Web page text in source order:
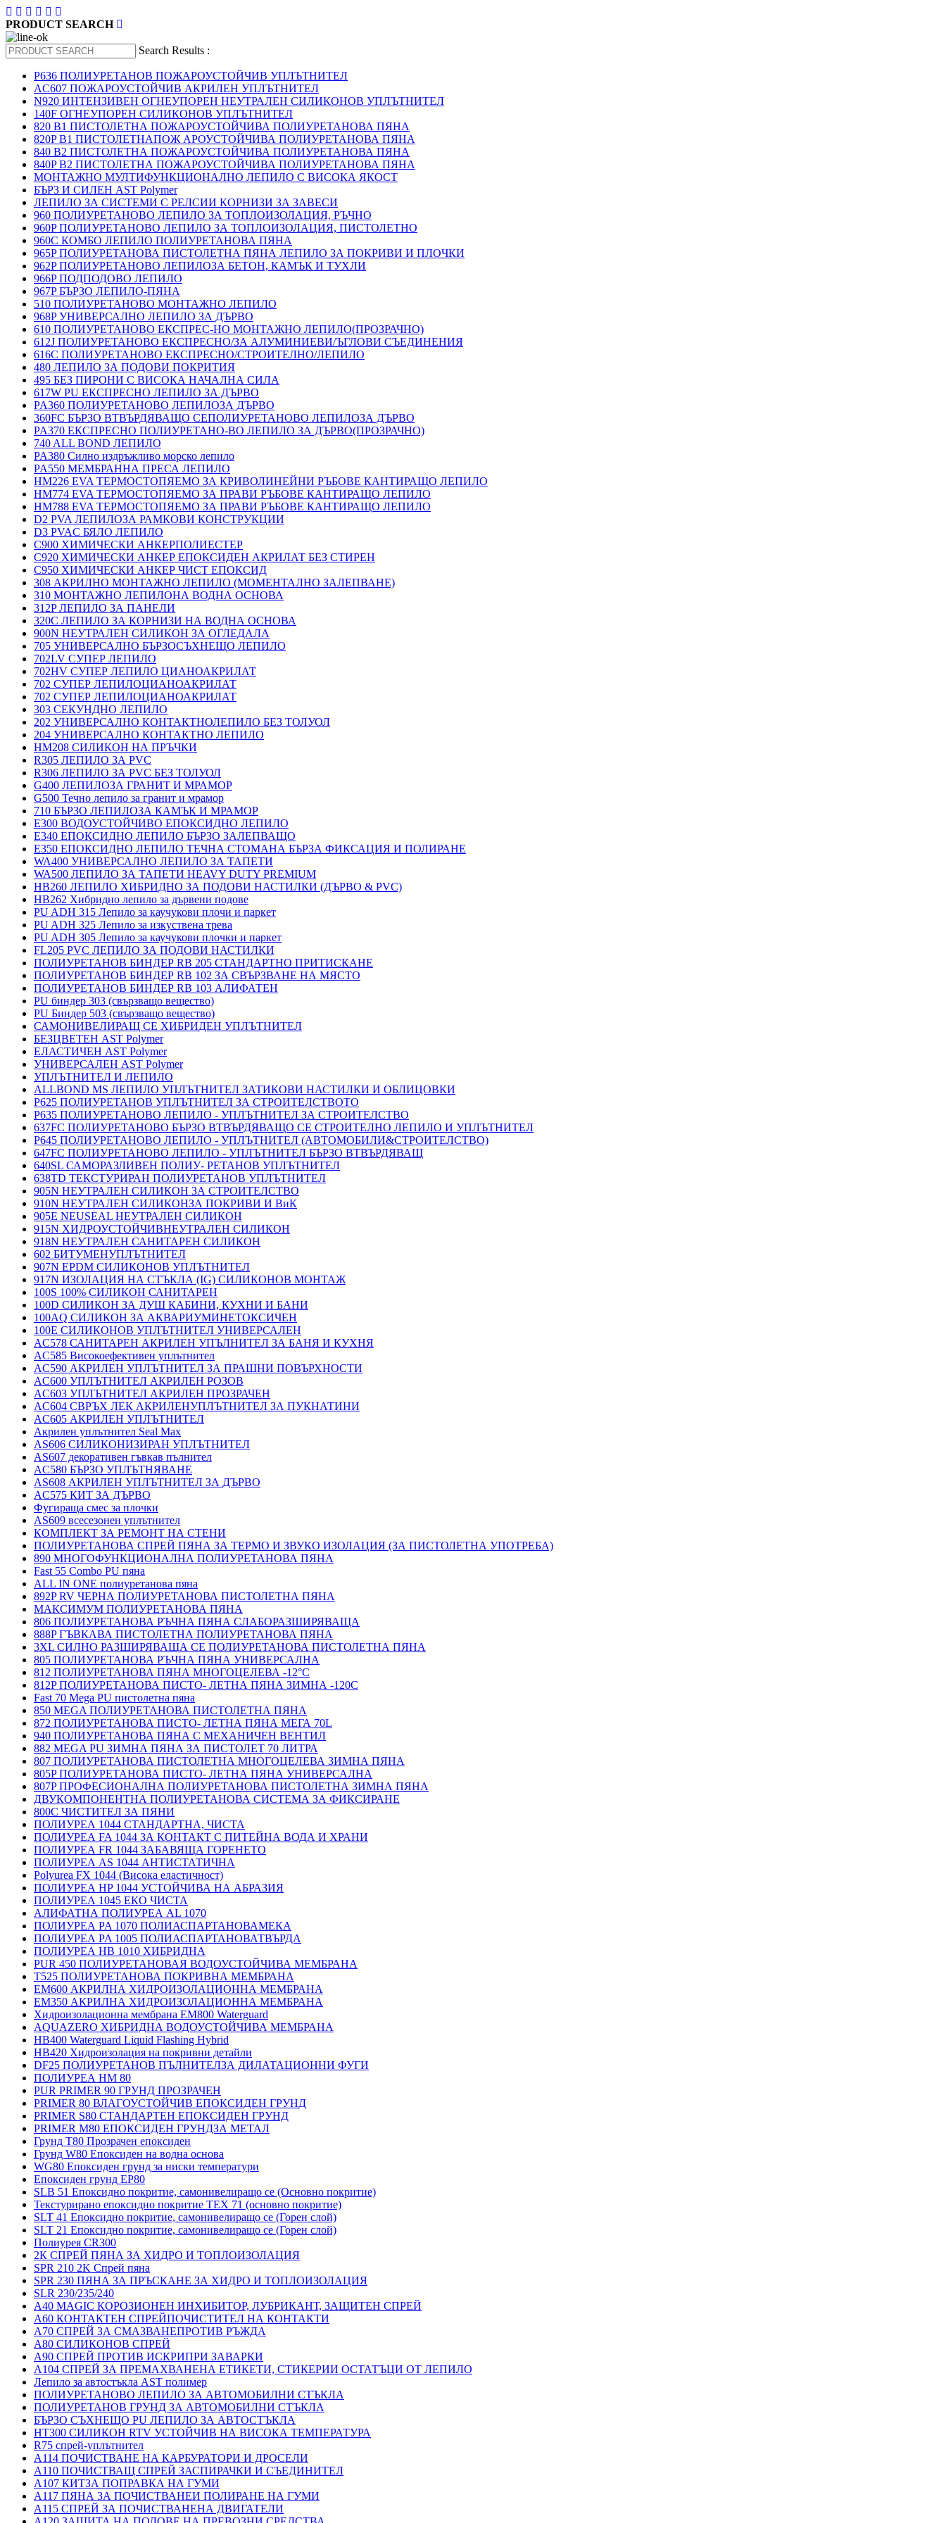
PRODUCT SEARCH
Search Results :
P636 ПОЛИУРЕТАНОВ ПОЖАРОУСТОЙЧИВ УПЛЪТНИТЕЛ
AC607 ПОЖАРОУСТОЙЧИВ АКРИЛЕН УПЛЪТНИТЕЛ
N920 ИНТЕНЗИВЕН ОГНЕУПОРЕН НЕУТРАЛЕН СИЛИКОНОВ УПЛЪТНИТЕЛ
140F ОГНЕУПОРЕН СИЛИКОНОВ УПЛЪТНИТЕЛ
820 B1 ПИСТОЛЕТНА ПОЖАРОУСТОЙЧИВА ПОЛИУРЕТАНОВА ПЯНА
820P B1 ПИСТОЛЕТНАПОЖ АРОУСТОЙЧИВА ПОЛИУРЕТАНОВА ПЯНА
840 B2 ПИСТОЛЕТНА ПОЖАРОУСТОЙЧИВА ПОЛИУРЕТАНОВА ПЯНА
840P B2 ПИСТОЛЕТНА ПОЖАРОУСТОЙЧИВА ПОЛИУРЕТАНОВА ПЯНА
МОНТАЖНО МУЛТИФУНКЦИОНАЛНО ЛЕПИЛО С ВИСОКА ЯКОСТ
БЪРЗ И СИЛЕН AST Polymer
ЛЕПИЛО ЗА СИСТЕМИ С РЕЛСИИ КОРНИЗИ ЗА ЗАВЕСИ
960 ПОЛИУРЕТАНОВО ЛЕПИЛО ЗА ТОПЛОИЗОЛАЦИЯ, РЪЧНО
960P ПОЛИУРЕТАНОВО ЛЕПИЛО ЗА ТОПЛОИЗОЛАЦИЯ, ПИСТОЛЕТНО
960C КОМБО ЛЕПИЛО ПОЛИУРЕТАНОВА ПЯНА
965P ПОЛИУРЕТАНОВА ПИСТОЛЕТНА ПЯНА ЛЕПИЛО ЗА ПОКРИВИ И ПЛОЧКИ
962P ПОЛИУРЕТАНОВО ЛЕПИЛОЗА БЕТОН, КАМЪК И ТУХЛИ
966P ПОДПОДОВО ЛЕПИЛО
967P БЪРЗО ЛЕПИЛО-ПЯНА
510 ПОЛИУРЕТАНОВО МОНТАЖНО ЛЕПИЛО
968P УНИВЕРСАЛНО ЛЕПИЛО ЗА ДЪРВО
610 ПОЛИУРЕТАНОВО ЕКСПРЕС-НО МОНТАЖНО ЛЕПИЛО(ПРОЗРАЧНО)
612J ПОЛИУРЕТАНОВО ЕКСПРЕСНО/ЗА АЛУМИНИЕВИ/ЪГЛОВИ СЪЕДИНЕНИЯ
616C ПОЛИУРЕТАНОВО ЕКСПРЕСНО/СТРОИТЕЛНО/ЛЕПИЛО
480 ЛЕПИЛО ЗА ПОДОВИ ПОКРИТИЯ
495 БЕЗ ПИРОНИ С ВИСОКА НАЧАЛНА СИЛА
617W PU ЕКСПРЕСНО ЛЕПИЛО ЗА ДЪРВО
PA360 ПОЛИУРЕТАНОВО ЛЕПИЛОЗА ДЪРВО
360FC БЪРЗО ВТВЪРДЯВАЩО СЕПОЛИУРЕТАНОВО ЛЕПИЛОЗА ДЪРВО
PA370 ЕКСПРЕСНО ПОЛИУРЕТАНО-ВО ЛЕПИЛО ЗА ДЪРВО(ПРОЗРАЧНО)
740 ALL BOND ЛЕПИЛО
PA380 Силно издръжливо морско лепило
PA550 МЕМБРАННА ПРЕСА ЛЕПИЛО
HM226 EVA ТЕРМОСТОПЯЕМО ЗА КРИВОЛИНЕЙНИ РЪБОВЕ КАНТИРАЩО ЛЕПИЛО
HM774 EVA ТЕРМОСТОПЯЕМО ЗА ПРАВИ РЪБОВЕ КАНТИРАЩО ЛЕПИЛО
HM788 EVA ТЕРМОСТОПЯЕМО ЗА ПРАВИ РЪБОВЕ КАНТИРАЩО ЛЕПИЛО
D2 PVA ЛЕПИЛОЗА РАМКОВИ КОНСТРУКЦИИ
D3 PVAC БЯЛО ЛЕПИЛО
C900 ХИМИЧЕСКИ АНКЕРПОЛИЕСТЕP
C920 ХИМИЧЕСКИ АНКЕР ЕПОКСИДЕН АКРИЛАТ БЕЗ СТИРЕН
C950 ХИМИЧЕСКИ АНКЕР ЧИСТ ЕПОКСИД
308 АКРИЛНО МОНТАЖНО ЛЕПИЛО (МОМЕНТАЛНО ЗАЛЕПВАНЕ)
310 МОНТАЖНО ЛЕПИЛОНА ВОДНА ОСНОВА
312P ЛЕПИЛО ЗА ПАНЕЛИ
320C ЛЕПИЛО ЗА КОРНИЗИ НА ВОДНА ОСНОВА
900N НЕУТРАЛЕН СИЛИКОН ЗА ОГЛЕДАЛА
705 УНИВЕРСАЛНО БЪРЗОСЪХНЕЩО ЛЕПИЛО
702LV СУПЕР ЛЕПИЛО
702HV СУПЕР ЛЕПИЛО ЦИАНОАКРИЛАТ
702 СУПЕР ЛЕПИЛОЦИАНОАКРИЛАТ
702 СУПЕР ЛЕПИЛОЦИАНОАКРИЛАТ
303 СЕКУНДНО ЛЕПИЛО
202 УНИВЕРСАЛНО КОНТАКТНОЛЕПИЛО БЕЗ ТОЛУОЛ
204 УНИВЕРСАЛНО КОНТАКТНО ЛЕПИЛО
HM208 СИЛИКОН НА ПРЪЧКИ
R305 ЛЕПИЛО ЗА PVC
R306 ЛЕПИЛО ЗА PVC БЕЗ ТОЛУОЛ
G400 ЛЕПИЛОЗА ГРАНИТ И МРАМОP
G500 Течно лепило за гранит и мрамор
710 БЪРЗО ЛЕПИЛОЗА КАМЪК И МРАМОP
E300 ВОДОУСТОЙЧИВО ЕПОКСИДНО ЛЕПИЛО
E340 ЕПОКСИДНО ЛЕПИЛО БЪРЗО ЗАЛЕПВАЩО
E350 ЕПОКСИДНО ЛЕПИЛО ТЕЧНА СТОМАНА БЪРЗА ФИКСАЦИЯ И ПОЛИРАНЕ
WA400 УНИВЕРСАЛНО ЛЕПИЛО ЗА ТАПЕТИ
WA500 ЛЕПИЛО ЗА ТАПЕТИ HEAVY DUTY PREMIUM
HB260 ЛЕПИЛО ХИБРИДНО ЗА ПОДОВИ НАСТИЛКИ (ДЪРВО & PVC)
HB262 Хибридно лепило за дървени подове
PU ADH 315 Лепило за каучукови плочи и паркет
PU ADH 325 Лепило за изкуствена трева
PU ADH 305 Лепило за каучукови плочки и паркет
FL205 PVC ЛЕПИЛО ЗА ПОДОВИ НАСТИЛКИ
ПОЛИУРЕТАНОВ БИНДЕР RB 205 СТАНДАРТНО ПРИТИСКАНЕ
ПОЛИУРЕТАНОВ БИНДЕР RB 102 ЗА СВЪРЗВАНЕ НА МЯСТО
ПОЛИУРЕТАНОВ БИНДЕР RB 103 АЛИФАТЕН
PU биндер 303 (свързващо вещество)
PU Биндер 503 (свързващо вещество)
САМОНИВЕЛИРАЩ СЕ ХИБРИДЕН УПЛЪТНИТЕЛ
БЕЗЦВЕТЕН AST Polymer
ЕЛАСТИЧЕН AST Polymer
УНИВЕРСАЛЕН AST Polymer
УПЛЪТНИТЕЛ И ЛЕПИЛО
ALLBOND MS ЛЕПИЛО УПЛЪТНИТЕЛ ЗАТИКОВИ НАСТИЛКИ И ОБЛИЦОВКИ
P625 ПОЛИУРЕТАНОВ УПЛЪТНИТЕЛ ЗА СТРОИТЕЛСТВОТО
P635 ПОЛИУРЕТАНОВО ЛЕПИЛО - УПЛЪТНИТЕЛ ЗА СТРОИТЕЛСТВО
637FC ПОЛИУРЕТАНОВО БЪРЗО ВТВЪРДЯВАЩО СЕ СТРОИТЕЛНО ЛЕПИЛО И УПЛЪТНИТЕЛ
P645 ПОЛИУРЕТАНОВО ЛЕПИЛО - УПЛЪТНИТЕЛ (АВТОМОБИЛИ&СТРОИТЕЛСТВО)
647FC ПОЛИУРЕТАНОВО ЛЕПИЛО - УПЛЪТНИТЕЛ БЪРЗО ВТВЪРДЯВАЩ
640SL САМОРАЗЛИВЕН ПОЛИУ- РЕТАНОВ УПЛЪТНИТЕЛ
638TD ТЕКСТУРИРАН ПОЛИУРЕТАНОВ УПЛЪТНИТЕЛ
905N НЕУТРАЛЕН СИЛИКОН ЗА СТРОИТЕЛСТВО
910N НЕУТРАЛЕН СИЛИКОНЗА ПОКРИВИ И ВиК
905E NEUSEAL НЕУТРАЛЕН СИЛИКОН
915N ХИДРОУСТОЙЧИВНЕУТРАЛЕН СИЛИКОН
918N НЕУТРАЛЕН САНИТАРЕН СИЛИКОН
602 БИТУМЕНУПЛЪТНИТЕЛ
907N EPDM СИЛИКОНОВ УПЛЪТНИТЕЛ
917N ИЗОЛАЦИЯ НА СТЪКЛА (IG) СИЛИКОНОВ МОНТАЖ
100S 100% СИЛИКОН САНИТАРЕН
100D СИЛИКОН ЗА ДУШ КАБИНИ, КУХНИ И БАНИ
100AQ СИЛИКОН ЗА АКВАРИУМИНЕТОКСИЧЕН
100E СИЛИКОНОВ УПЛЪТНИТЕЛ УНИВЕРСАЛЕН
AC578 САНИТАРЕН АКРИЛЕН УПЪЛНИТЕЛ ЗА БАНЯ И КУХНЯ
AC585 Високоефективен уплътнител
AC590 АКРИЛЕН УПЛЪТНИТЕЛ ЗА ПРАШНИ ПОВЪРХНОСТИ
AC600 УПЛЪТНИТЕЛ АКРИЛЕН РОЗОВ
AC603 УПЛЪТНИТЕЛ АКРИЛЕН ПРОЗРАЧЕН
AC604 СВРЪХ ЛЕК АКРИЛЕНУПЛЪТНИТЕЛ ЗА ПУКНАТИНИ
AC605 АКРИЛЕН УПЛЪТНИТЕЛ
Акрилен уплътнител Seal Max
AS606 СИЛИКОНИЗИРАН УПЛЪТНИТЕЛ
AS607 декоративен гъвкав пълнител
AC580 БЪРЗО УПЛЪТНЯВАНЕ
AS608 АКРИЛЕН УПЛЪТНИТЕЛ ЗА ДЪРВО
AC575 КИТ ЗА ДЪРВО
Фугираща смес за плочки
AS609 всесезонен уплътнител
КОМПЛЕКТ ЗА РЕМОНТ НА СТЕНИ
ПОЛИУРЕТАНОВА СПРЕЙ ПЯНА ЗА ТЕРМО И ЗВУКО ИЗОЛАЦИЯ (ЗА ПИСТОЛЕТНА УПОТРЕБА)
890 МНОГОФУНКЦИОНАЛНА ПОЛИУРЕТАНОВА ПЯНА
Fast 55 Combo PU пяна
ALL IN ONE полиуретанова пяна
892P RV ЧЕРНА ПОЛИУРЕТАНОВА ПИСТОЛЕТНА ПЯНА
МАКСИМУМ ПОЛИУРЕТАНОВА ПЯНА
806 ПОЛИУРЕТАНОВА РЪЧНА ПЯНА СЛАБОРАЗШИРЯВАЩА
888P ГЪВКАВА ПИСТОЛЕТНА ПОЛИУРЕТАНОВА ПЯНА
3XL СИЛНО РАЗШИРЯВАЩА СЕ ПОЛИУРЕТАНОВА ПИСТОЛЕТНА ПЯНА
805 ПОЛИУРЕТАНОВА РЪЧНА ПЯНА УНИВЕРСАЛНА
812 ПОЛИУРЕТАНОВА ПЯНА МНОГОЦЕЛЕВА -12°C
812P ПОЛИУРЕТАНОВА ПИСТО- ЛЕТНА ПЯНА ЗИМНА -120С
Fast 70 Mega PU пистолетна пяна
850 MEGA ПОЛИУРЕТАНОВА ПИСТОЛЕТНА ПЯНА
872 ПОЛИУРЕТАНОВА ПИСТО- ЛЕТНА ПЯНА МЕГА 70L
940 ПОЛИУРЕТАНОВА ПЯНА С МЕХАНИЧЕН ВЕНТИЛ
882 MEGA PU ЗИМНА ПЯНА ЗА ПИСТОЛЕТ 70 ЛИТРА
807 ПОЛИУРЕТАНОВА ПИСТОЛЕТНА МНОГОЦЕЛЕВА ЗИМНА ПЯНА
805P ПОЛИУРЕТАНОВА ПИСТО- ЛЕТНА ПЯНА УНИВЕРСАЛНА
807P ПРОФЕСИОНАЛНА ПОЛИУРЕТАНОВА ПИСТОЛЕТНА ЗИМНА ПЯНА
ДВУКОМПОНЕНТНА ПОЛИУРЕТАНОВА СИСТЕМА ЗА ФИКСИРАНЕ
800C ЧИСТИТЕЛ ЗА ПЯНИ
ПОЛИУРЕА 1044 СТАНДАРТНА, ЧИСТА
ПОЛИУРЕА FA 1044 ЗА КОНТАКТ С ПИТЕЙНА ВОДА И ХРАНИ
ПОЛИУРЕА FR 1044 ЗАБАВЯЩА ГОРЕНЕТО
ПОЛИУРЕА AS 1044 АНТИСТАТИЧНА
Polyurea FX 1044 (Висока еластичност)
ПОЛИУРЕА HP 1044 УСТОЙЧИВА НА АБРАЗИЯ
ПОЛИУРЕА 1045 ЕКО ЧИСТА
АЛИФАТНА ПОЛИУРЕА AL 1070
ПОЛИУРЕА PA 1070 ПОЛИАСПАРТАНОВАМЕКА
ПОЛИУРЕА PA 1005 ПОЛИАСПАРТАНОВАТВЪРДА
ПОЛИУРЕА HB 1010 ХИБРИДНА
PUR 450 ПОЛИУРЕТАНОВАЯ ВОДОУСТОЙЧИВА МЕМБРАНА
T525 ПОЛИУРЕТАНОВА ПОКРИВНА МЕМБРАНА
EM600 АКРИЛНА ХИДРОИЗОЛАЦИОННА МЕМБРАНА
EM350 АКРИЛНА ХИДРОИЗОЛАЦИОННА МЕМБРАНА
Хидроизолационна мембрана EM800 Waterguard
AQUAZERO ХИБРИДНА ВОДОУСТОЙЧИВА МЕМБРАНА
HB400 Waterguard Liquid Flashing Hybrid
HB420 Хидроизолация на покривни детайли
DF25 ПОЛИУРЕТАНОВ ПЪЛНИТЕЛЗА ДИЛАТАЦИОННИ ФУГИ
ПОЛИУРЕА HM 80
PUR PRIMER 90 ГРУНД ПРОЗРАЧЕН
PRIMER 80 ВЛАГОУСТОЙЧИВ ЕПОКСИДЕН ГРУНД
PRIMER S80 СТАНДАРТЕН ЕПОКСИДЕН ГРУНД
PRIMER M80 ЕПОКСИДЕН ГРУНДЗА МЕТАЛ
Грунд Т80 Прозрачен епоксиден
Грунд W80 Епоксиден на водна основа
WG80 Епоксиден грунд за ниски температури
Епоксиден грунд EP80
SLB 51 Епоксидно покритие, самонивелиращо се (Основно покритие)
Текстурирано епоксидно покритие TEX 71 (основно покритие)
SLT 41 Епоксидно покритие, самонивелиращо се (Горен слой)
SLT 21 Епоксидно покритие, самонивелиращо се (Горен слой)
Полиурея CR300
2К СПРЕЙ ПЯНА ЗА ХИДРО И ТОПЛОИЗОЛАЦИЯ
SPR 210 2K Спрей пяна
SPR 230 ПЯНА ЗА ПРЪСКАНЕ ЗА ХИДРО И ТОПЛОИЗОЛАЦИЯ
SLR 230/235/240
A40 MAGIC КОРОЗИОНЕН ИНХИБИТОР, ЛУБРИКАНТ, ЗАЩИТЕН СПРЕЙ
A60 КОНТАКТЕН СПРЕЙПОЧИСТИТЕЛ НА КОНТАКТИ
A70 СПРЕЙ ЗА СМАЗВАНЕПРОТИВ РЪЖДА
A80 СИЛИКОНОВ СПРЕЙ
A90 СПРЕЙ ПРОТИВ ИСКРИПРИ ЗАВАРКИ
A104 СПРЕЙ ЗА ПРЕМАХВАНЕНА ЕТИКЕТИ, СТИКЕРИИ ОСТАТЪЦИ ОТ ЛЕПИЛО
Лепило за автостъкла AST полимер
ПОЛИУРЕТАНОВО ЛЕПИЛО ЗА АВТОМОБИЛНИ СТЪКЛА
ПОЛИУРЕТАНОВ ГРУНД ЗА АВТОМОБИЛНИ СТЪКЛА
БЪРЗО СЪХНЕЩО PU ЛЕПИЛО ЗА АВТОСТЪКЛА
HT300 СИЛИКОН RTV УСТОЙЧИВ НА ВИСОКА ТЕМПЕРАТУРА
R75 спрей-уплътнител
A114 ПОЧИСТВАНЕ НА КАРБУРАТОРИ И ДРОСЕЛИ
A110 ПОЧИСТВАЩ СПРЕЙ ЗАСПИРАЧКИ И СЪЕДИНИТЕЛ
A107 КИТЗА ПОПРАВКА НА ГУМИ
A117 ПЯНА ЗА ПОЧИСТВАНЕИ ПОЛИРАНЕ НА ГУМИ
A115 СПРЕЙ ЗА ПОЧИСТВАНЕНА ДВИГАТЕЛИ